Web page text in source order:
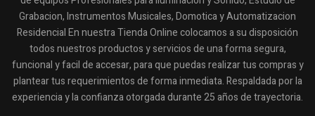
Grabacion, Instrumentos Musicales, Domotica y Automatizacion
Residencial En nuestra Tienda Online colocamos a su disposición
todos nuestros productos y servicios de una forma segura,
funcional y facil de accesar, para que puedas realizar tus compras y
plantear tus requerimientos de forma inmediata. Respaldada por la
experiencia y la confianza otorgada durante 25 años de trayectoria.